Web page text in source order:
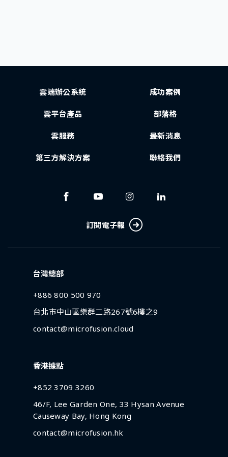
雲端辦公系統
雲平台產品
雲服務
第三方解決方案
成功案例
部落格
最新消息
聯絡我們
訂閱電子報
台灣總部
+886 800 500 970
台北市中山區樂群二路267號6樓之9
contact@microfusion.cloud
香港據點
+852 3709 3260
46/F, Lee Garden One, 33 Hysan Avenue
Causeway Bay, Hong Kong
contact@microfusion.hk